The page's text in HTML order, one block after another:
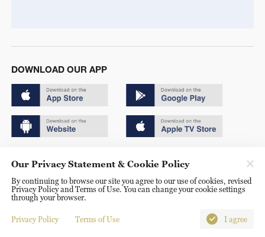
DOWNLOAD OUR APP
京ICP备20000184号
京公网安备 11010502050052号
Disinformation report hotline: 010-85061466
Our Privacy Statement & Cookie Policy
By continuing to browse our site you agree to our use of cookies, revised
Privacy Policy and Terms of Use. You can change your cookie settings
through your browser.
Privacy Policy Terms of Use I agree